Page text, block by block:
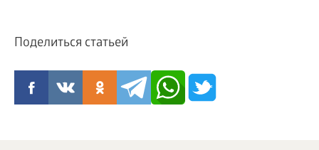
Поделиться статьей